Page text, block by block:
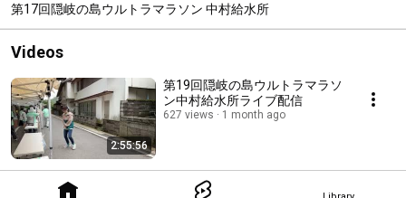
第17回隠岐の島ウルトラマラソン 中村給水所
Videos
2:55:56
第19回隠岐の島ウルトラマラソ
ン中村給水所ライブ配信
627 views 1 month ago